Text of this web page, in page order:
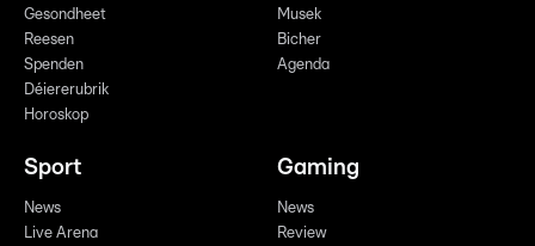
Gesondheet
Reesen
Spenden
Déiererubrik
Horoskop
Musek
Bicher
Agenda
Sport
News
Live Arena
Gaming
News
Review